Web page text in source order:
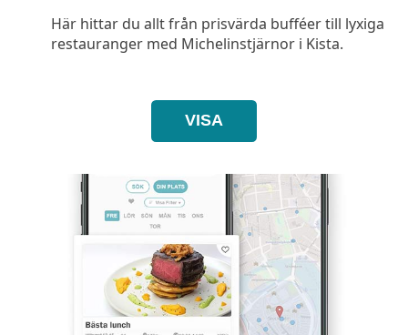
Här hittar du allt från prisvärda bufféer till lyxiga
restauranger med Michelinstjärnor i Kista.
VISA